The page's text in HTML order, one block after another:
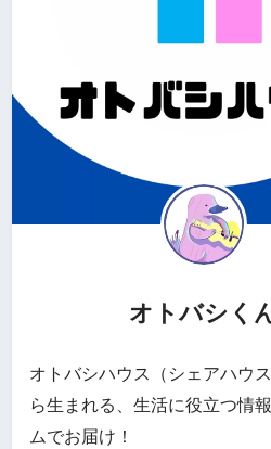
オトバシく
オトバシハウス（シェアハウ
ら生まれる、生活に役立つ情
ムでお届け！